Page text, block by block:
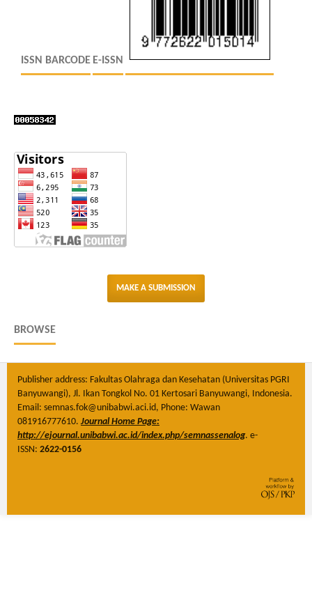
ISSN BARCODE E-ISSN
MAKE A SUBMISSION
BROWSE
Publisher address: Fakultas Olahraga dan Kesehatan (Universitas PGRI
Banyuwangi), Jl. Ikan Tongkol No. 01 Kertosari Banyuwangi, Indonesia.
Email: semnas.fok@unibabwi.aci.id, Phone: Wawan
081916777610.Journal Home Page:
http://ejournal.unibabwi.ac.id/index.php/semnassenalog. e-
ISSN: 2622-0156